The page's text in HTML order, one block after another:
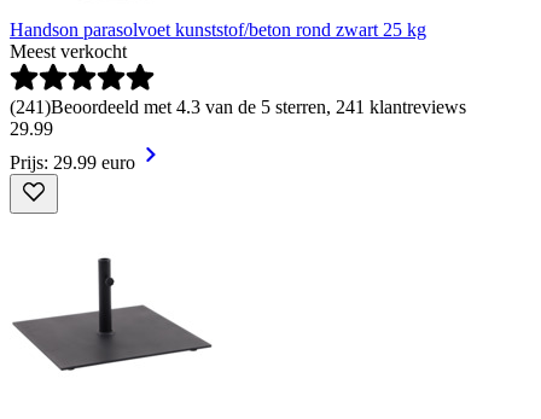
Handson parasolvoet kunststof/beton rond zwart 25 kg
Meest verkocht
(241)Beoordeeld met 4.3 van de 5 sterren, 241 klantreviews
29.99
Prijs: 29.99 euro